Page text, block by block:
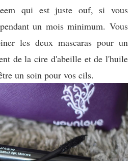
qui est juste ouf, si vous
un mois minimum. Vous
les deux mascaras pour un
de la cire d'abeille et de l'huile
un soin pour vos cils.